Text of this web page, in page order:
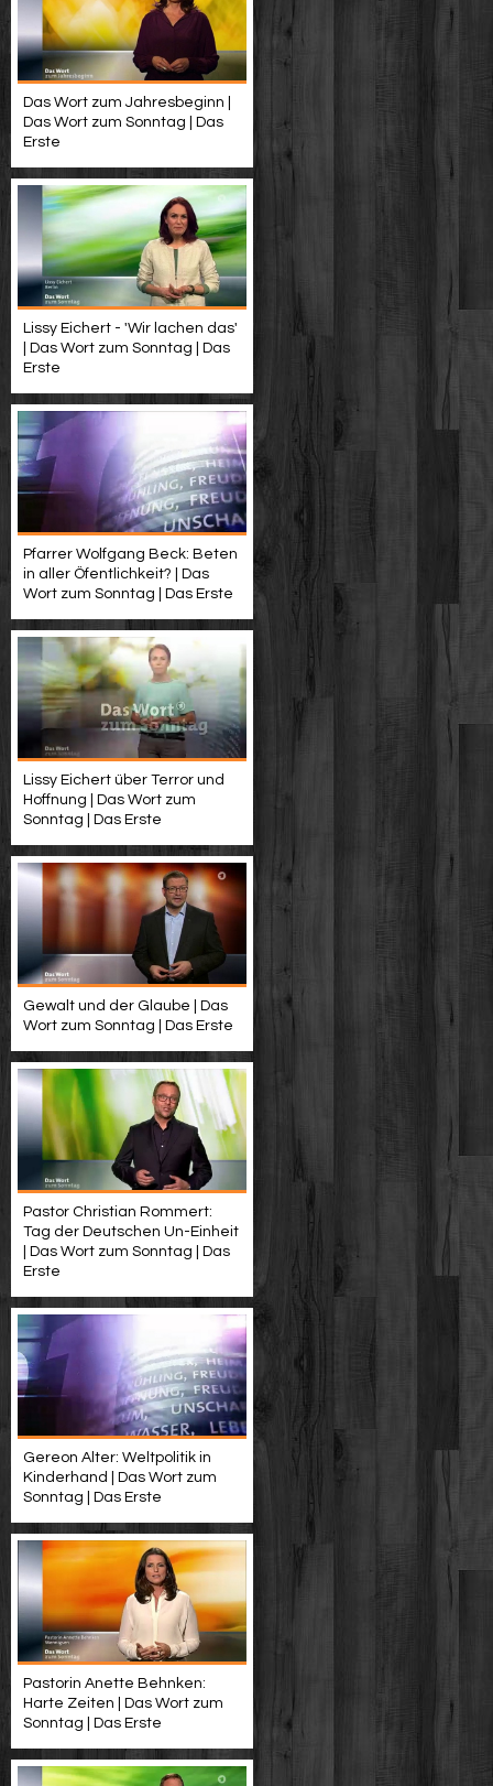
Das Wort zum Jahresbeginn |
Das Wort zum Sonntag | Das
Erste
Lissy Eichert - 'Wir lachen das'
| Das Wort zum Sonntag | Das
Erste
Pfarrer Wolfgang Beck: Beten
in aller Öfentlichkeit? | Das
Wort zum Sonntag | Das Erste
Lissy Eichert über Terror und
Hoffnung | Das Wort zum
Sonntag | Das Erste
Gewalt und der Glaube | Das
Wort zum Sonntag | Das Erste
Pastor Christian Rommert:
Tag der Deutschen Un-Einheit
| Das Wort zum Sonntag | Das
Erste
Gereon Alter: Weltpolitik in
Kinderhand | Das Wort zum
Sonntag | Das Erste
Pastorin Anette Behnken:
Harte Zeiten | Das Wort zum
Sonntag | Das Erste